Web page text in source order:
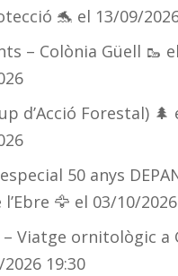
🐬 el 13/09/
– Colònia Güell 🥾 el
d’Acció Forestal) 🌲
50 anys
🦅 el 03/10/2026
– Viatge ornitològic a
19:30